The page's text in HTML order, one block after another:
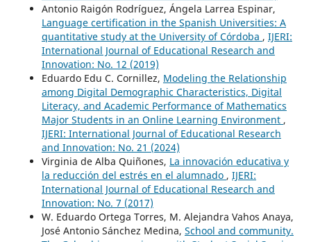
Antonio Raigón Rodríguez, Ángela Larrea Espinar,
Language certification in the Spanish Universities: A
quantitative study at the University of Córdoba , IJERI:
International Journal of Educational Research and
Innovation: No. 12 (2019)
Eduardo Edu C. Cornillez, Modeling the Relationship
among Digital Demographic Characteristics, Digital
Literacy, and Academic Performance of Mathematics
Major Students in an Online Learning Environment ,
IJERI: International Journal of Educational Research
and Innovation: No. 21 (2024)
Virginia de Alba Quiñones, La innovación educativa y
la reducción del estrés en el alumnado , IJERI:
International Journal of Educational Research and
Innovation: No. 7 (2017)
W. Eduardo Ortega Torres, M. Alejandra Vahos Anaya,
José Antonio Sánchez Medina, School and community.